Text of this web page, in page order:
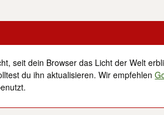
seit dein Browser das Licht der Welt
du ihn aktualisieren. Wir empfehlen